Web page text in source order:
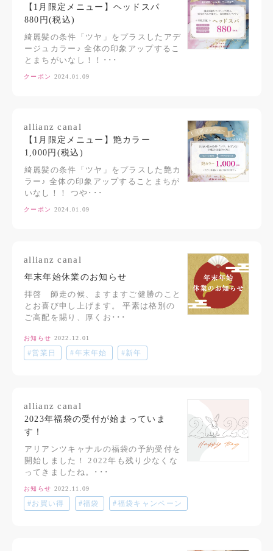
【1月限定メニュー】ヘッドスパ
880円(税込)
綺麗髪の条件「ツヤ」をプラスしたアデ
ージュカラー♪ 全体の印象アップするこ
とまちがいなし！！･･･
クーポン 2024.01.09
allianz canal
【1月限定メニュー】艶カラー
1,000円(税込)
綺麗髪の条件「ツヤ」をプラスした艶カ
ラー♪ 全体の印象アップすることまちが
いなし！！ つや･･･
クーポン 2024.01.09
allianz canal
年末年始休業のお知らせ
拝啓 師走の候、ますますご健勝のこと
とお喜び申し上げます。 平素は格別の
ご高配を賜り、厚くお･･･
お知らせ 2022.12.01
#営業日 #年末年始 #新年
allianz canal
2023年福袋の受付が始まっていま
す！
アリアンツキャナルの福袋の予約受付を
開始しました！ 2022年も残り少なくな
ってきましたね。･･･
お知らせ 2022.11.09
#お買い得 #福袋 #福袋キャンペーン